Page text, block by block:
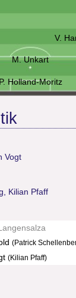
V.
M. Unkart
P. Holland-Moritz
Vogt
Kilian Pfaff
(Patrick
(Kilian Pfaff)